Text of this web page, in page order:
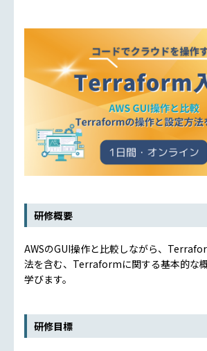
研修概要
AWSのGUI操作と比較しながら、
法を含む、Terraformに関する基本的な
学びます。
研修目標